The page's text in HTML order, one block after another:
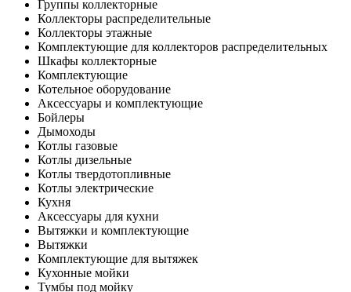
Группы коллекторные
Коллекторы распределительные
Коллекторы этажные
Комплектующие для коллекторов распределительных
Шкафы коллекторные
Комплектующие
Котельное оборудование
Аксессуары и комплектующие
Бойлеры
Дымоходы
Котлы газовые
Котлы дизельные
Котлы твердотопливные
Котлы электрические
Кухня
Аксессуары для кухни
Вытяжки и комплектующие
Вытяжки
Комплектующие для вытяжек
Кухонные мойки
Тумбы под мойку